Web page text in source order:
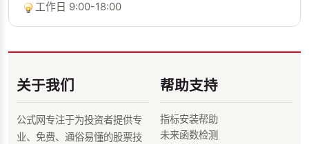
工作日 9:00-18:00
关于我们
公式网专注于为投资者提供专
业、免费、通俗易懂的股票技
帮助支持
指标安装帮助
未来函数检测